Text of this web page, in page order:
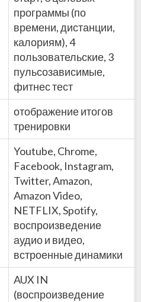
программы (по
времени, дистанции,
калориям), 4
пользовательские, 3
пульсозависимые,
фитнес тест
отображение итогов
тренировки
Youtube, Chrome,
Facebook, Instagram,
Twitter, Amazon,
Amazon Video,
NETFLIX, Spotify,
воспроизведение
аудио и видео,
встроенные динамики
AUX IN
(воспроизведение